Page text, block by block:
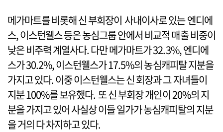
메가마트를 비롯해 신 부회장이 사내이사로 있는 엔디에
스, 이스턴웰스 등은 농심그룹 안에서 비교적 매출 비중이
낮은 비주력 계열사다. 다만 메가마트가 32.3%, 엔디에
스가 30.2%, 이스턴웰스가 17.5%의 농심캐피탈 지분을
가지고 있다. 이중 이스턴웰스는 신 회장과 그 자녀들이
지분 100%를 보유했다. 또 신 부회장 개인이 20%의 지
분을 가지고 있어 사실상 이들 일가가 농심캐피탈의 지분
을 거의 다 차지하고 있다.